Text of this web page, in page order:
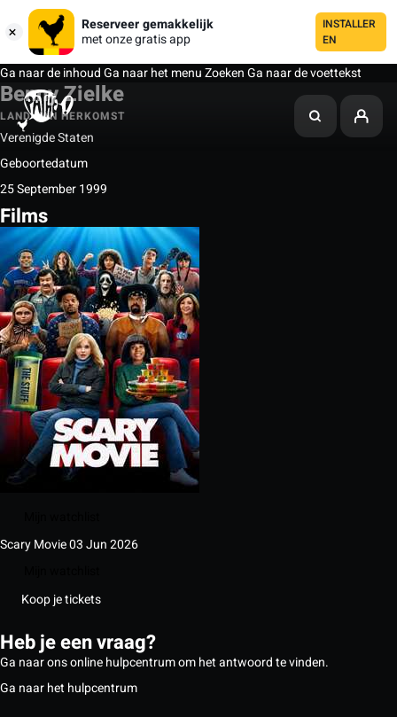
Reserveer gemakkelijk
met onze gratis app
INSTALLER
EN
Ga naar de inhoudGa naar het menuZoekenGa naar de voettekst
Benny Zielke
LAND VAN HERKOMST
Verenigde Staten
Geboortedatum
25 September 1999
Films
Scary Movie03 Jun 2026
Koop je tickets
Heb je een vraag?
Ga naar ons online hulpcentrum om het antwoord te vinden.
Ga naar het hulpcentrum